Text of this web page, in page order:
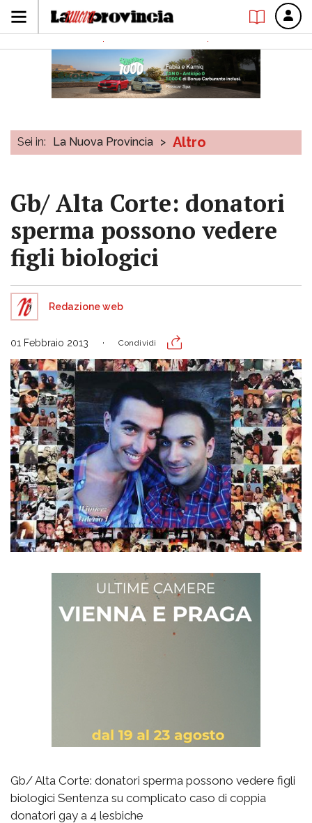
Sei in: La Nuova Provincia > Altro
Gb/ Alta Corte: donatori
sperma possono vedere
figli biologici
Redazione web
01 Febbraio 2013 Condividi
Gb/ Alta Corte: donatori sperma possono vedere figli
biologici Sentenza su complicato caso di coppia
donatori gay a 4 lesbiche